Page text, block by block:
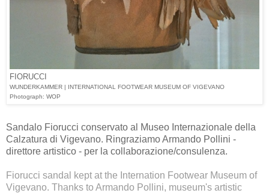
FIORUCCI
WUNDERKAMMER | INTERNATIONAL FOOTWEAR MUSEUM OF VIGEVANO
Photograph: WOP
Sandalo Fiorucci conservato al Museo Internazionale della
Calzatura di Vigevano. Ringraziamo Armando Pollini -
direttore artistico - per la collaborazione/consulenza.
Fiorucci sandal kept at the Internation Footwear Museum of
Vigevano. Thanks to Armando Pollini, museum's artistic